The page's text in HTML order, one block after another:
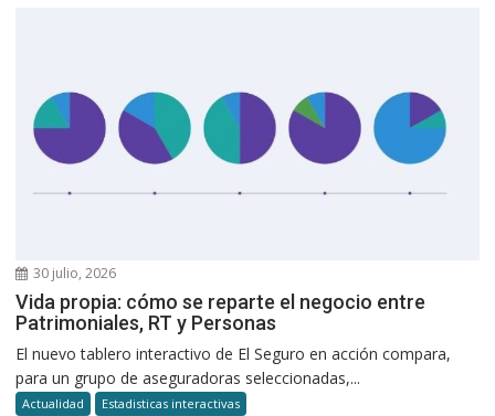
30 julio, 2026
Vida propia: cómo se reparte el negocio entre
Patrimoniales, RT y Personas
El nuevo tablero interactivo de El Seguro en acción compara,
para un grupo de aseguradoras seleccionadas,...
Actualidad Estadisticas interactivas